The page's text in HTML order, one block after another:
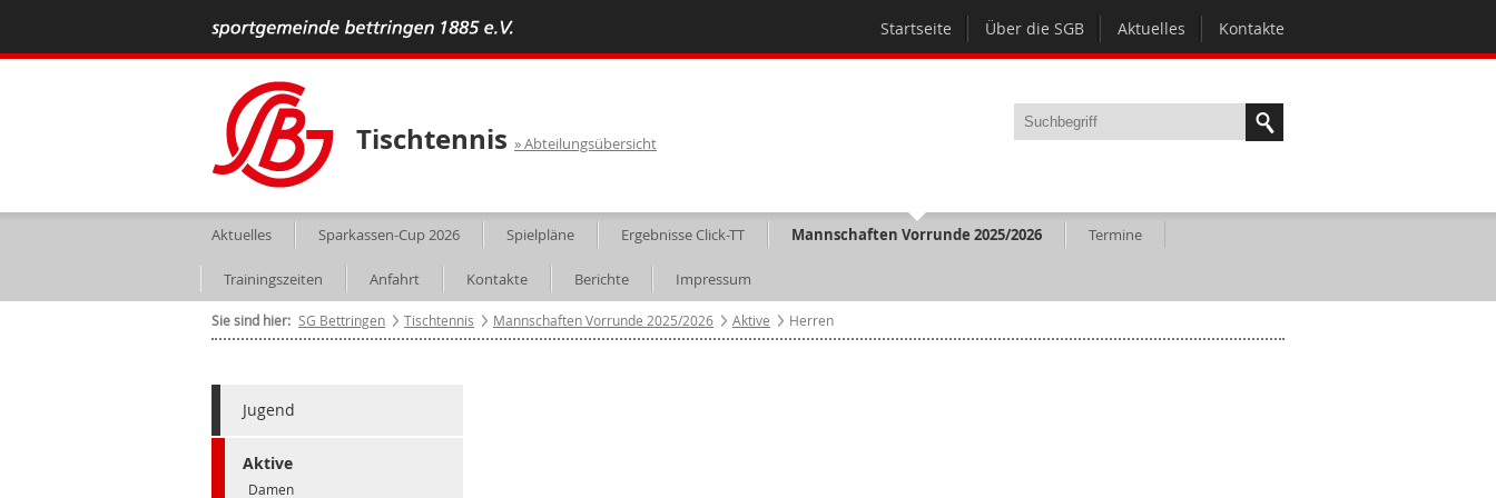
Kontakte
Aktuelles
Über die SGB
Startseite
Tischtennis Abteilungsübersicht
Aktuelles Sparkassen-Cup 2026 Spielpläne Ergebnisse Click-TT Mannschaften Vorrunde 2025/2026 Termine
Trainingszeiten Anfahrt Kontakte Berichte Impressum
Sie sind hier: SG Bettringen Tischtennis Mannschaften Vorrunde 2025/2026 Aktive Herren
Jugend
Aktive
Damen